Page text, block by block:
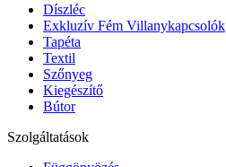
Díszléc
Exkluzív Fém Villanykapcsolók
Tapéta
Textil
Szőnyeg
Kiegészítő
Bútor
Szolgáltatások